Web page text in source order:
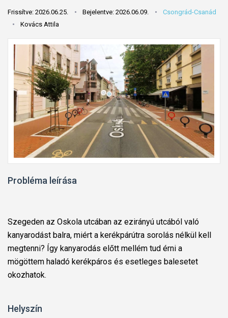
Frissítve: 2026.06.25. Bejelentve: 2026.06.09.
Csongrád-Csanád
Kovács Attila
Probléma leírása
Szegeden az Oskola utcában az ezirányú utcából való
kanyarodást balra, miért a kerékpárútra sorolás nélkül kell
megtenni? Így kanyarodás előtt mellém tud érni a
mögöttem haladó kerékpáros és esetleges balesetet
okozhatok.
Helyszín